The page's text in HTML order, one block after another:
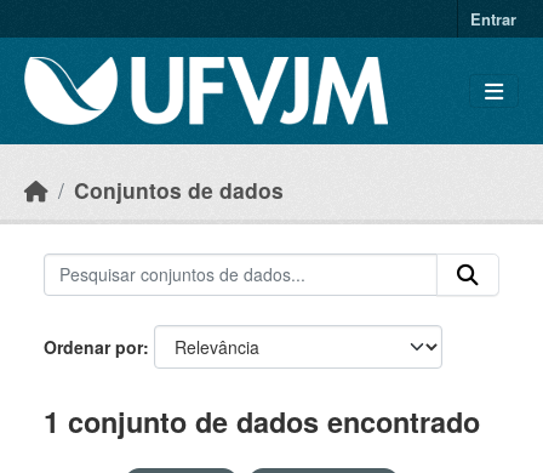
Entrar
Conjuntos de dados
Ordenar por
1 conjunto de dados encontrado